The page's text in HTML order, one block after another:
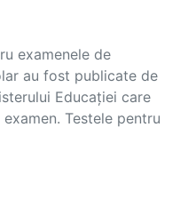
examenele de
au fost publicate de
Educației care
Testele pentru